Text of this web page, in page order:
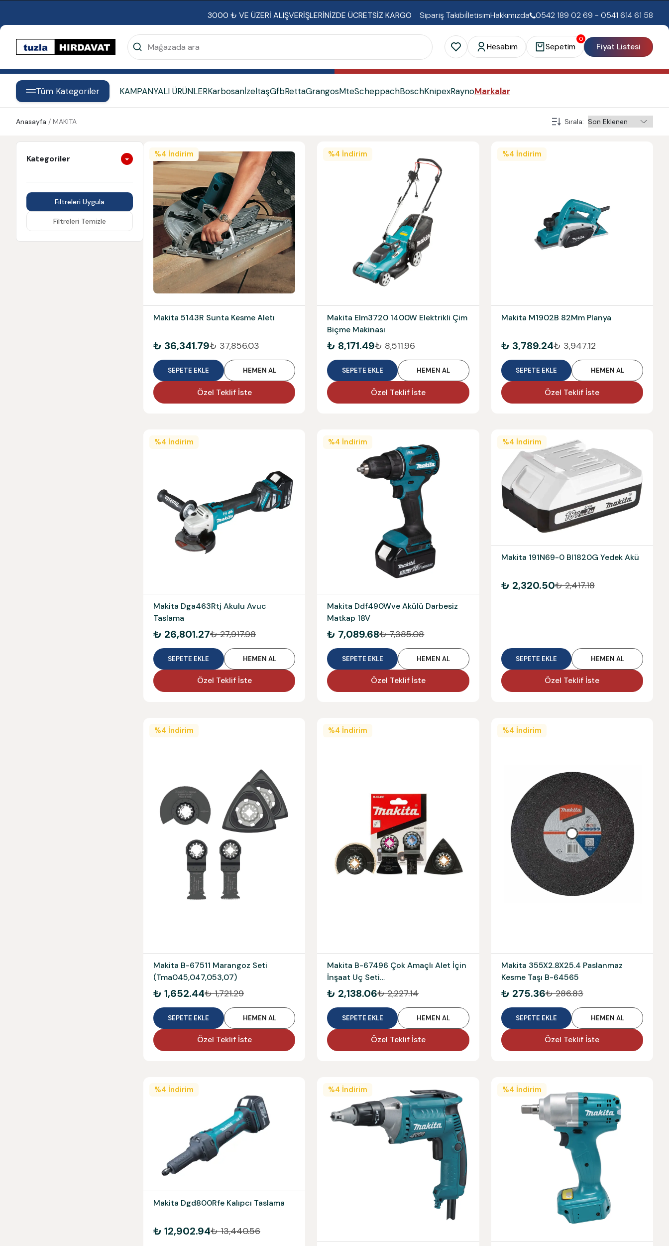
3000 ₺ VE ÜZERİ ALIŞVERİŞLERİNİZDE ÜCRETSİZ KARGO Sipariş TakibiİletisimHakkımızda 0542 189 02 69 - 0541 614 61 58
Hesabım
0
Sepetim Fiyat Listesi
Tüm Kategoriler KAMPANYALI ÜRÜNLERKarbosanİzeltaşGfbRettaGrangosMteScheppachBoschKnipexRaynoMarkalar
Anasayfa / MAKITA Sırala:
Kategoriler
Filtreleri Uygula
Filtreleri Temizle
%4 İndirim
Makita 5143R Sunta Kesme Aletı
₺ 36,341.79₺ 37,856.03
SEPETE EKLE HEMEN AL
Özel Teklif İste
%4 İndirim
Makita Elm3720 1400W Elektrikli Çim
Biçme Makinası
₺ 8,171.49₺ 8,511.96
SEPETE EKLE HEMEN AL
Özel Teklif İste
%4 İndirim
Makita M1902B 82Mm Planya
₺ 3,789.24₺ 3,947.12
SEPETE EKLE HEMEN AL
Özel Teklif İste
%4 İndirim
Makita Dga463Rtj Akulu Avuc
Taslama
₺ 26,801.27₺ 27,917.98
SEPETE EKLE HEMEN AL
Özel Teklif İste
%4 İndirim
Makita Ddf490Wve Akülü Darbesiz
Matkap 18V
₺ 7,089.68₺ 7,385.08
SEPETE EKLE HEMEN AL
Özel Teklif İste
%4 İndirim
Makita 191N69-0 Bl1820G Yedek Akü
₺ 2,320.50₺ 2,417.18
SEPETE EKLE HEMEN AL
Özel Teklif İste
%4 İndirim
Makita B-67511 Marangoz Seti
(Tma045,047,053,07)
₺ 1,652.44₺ 1,721.29
SEPETE EKLE HEMEN AL
Özel Teklif İste
%4 İndirim
Makita B-67496 Çok Amaçlı Alet İçin
İnşaat Uç Seti
(Tma058,065,069,073)
₺ 2,138.06₺ 2,227.14
SEPETE EKLE HEMEN AL
Özel Teklif İste
%4 İndirim
Makita 355X2.8X25.4 Paslanmaz
Kesme Taşı B-64565
₺ 275.36₺ 286.83
SEPETE EKLE HEMEN AL
Özel Teklif İste
%4 İndirim
Makita Dgd800Rfe Kalıpcı Taslama
₺ 12,902.94₺ 13,440.56
%4 İndirim %4 İndirim